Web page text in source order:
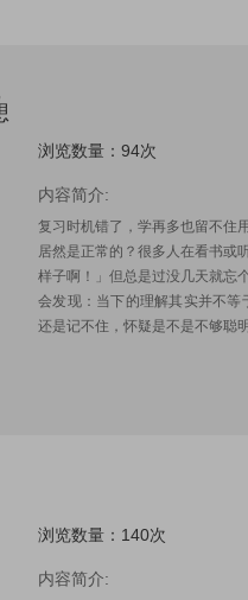
浏览数量：94次
内容简介:
复习时机错了，学再多也留不住
居然是正常的？很多人在看书或
样子啊！」但总是过没几天就
会发现：当下的理解其实并不等
还是记不住，怀疑是不是不够聪
浏览数量：140次
内容简介: